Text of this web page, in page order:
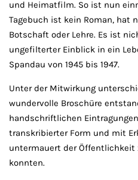
und Heimatfilm. So ist nun
Tagebuch ist kein Roman, hat
Botschaft oder Lehre. Es ist
ungefilterter Einblick in ein
Spandau von 1945 bis 1947.
Unter der Mitwirkung
wundervolle Broschüre
handschriftlichen
transkribierter Form und mit
untermauert der Öffentlichkeit
konnten.